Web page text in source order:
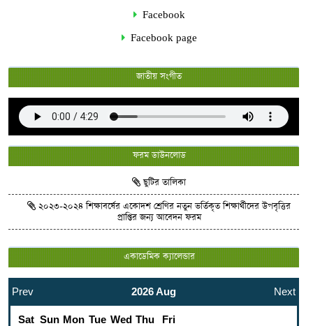
Facebook
Facebook page
জাতীয় সংগীত
ফরম ডাউনলোড
ছুটির তালিকা
২০২৩-২০২৪ শিক্ষাবর্ষের একোদশ শ্রেণির নতুন ভর্তিকৃত শিক্ষার্থীদের উপবৃত্তির
প্রাপ্তির জন্য আবেদন ফরম
একাডেমিক ক্যালেন্ডার
Prev 2026 Aug Next
Sat Sun Mon Tue Wed Thu
Fri